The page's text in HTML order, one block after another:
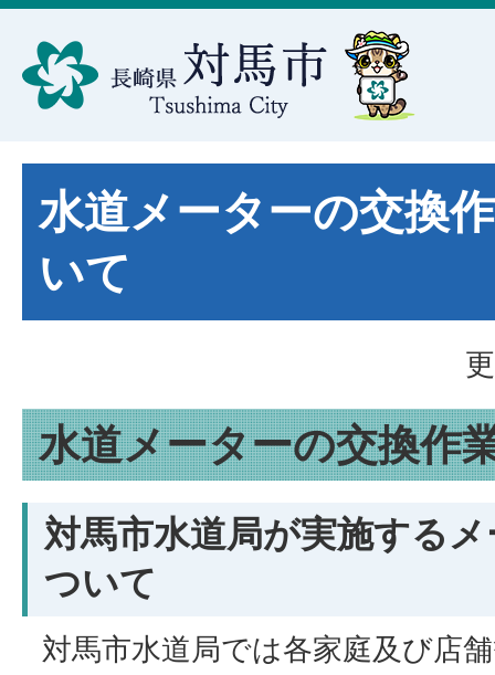
水道メーターの交換
いて
水道メーターの交換作
対馬市水道局が実施する
ついて
対馬市水道局では各家庭及び店